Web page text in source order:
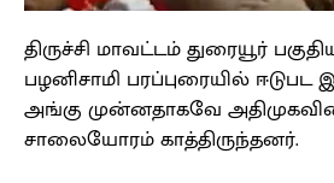
திருச்சி மாவட்டம் துரையூர்
பழனிசாமி பரப்புரையில்
அங்கு முன்னதாகவே
சாலையோரம் காத்திருந்தனர்.